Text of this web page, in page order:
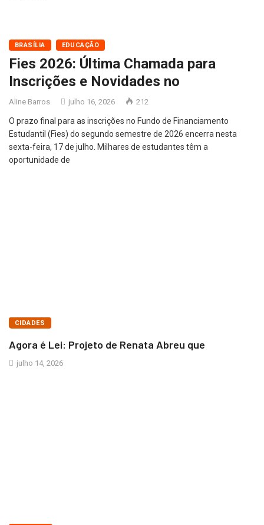
BRASÍLIA EDUCAÇÃO
Fies 2026: Última Chamada para
Inscrições e Novidades no
Aline Barros julho 16, 2026 212
O prazo final para as inscrições no Fundo de Financiamento
Estudantil (Fies) do segundo semestre de 2026 encerra nesta
sexta-feira, 17 de julho. Milhares de estudantes têm a
oportunidade de
BRASÍLIA
CIDADES
Agora é Lei: Projeto de Renata Abreu que
julho 14, 2026